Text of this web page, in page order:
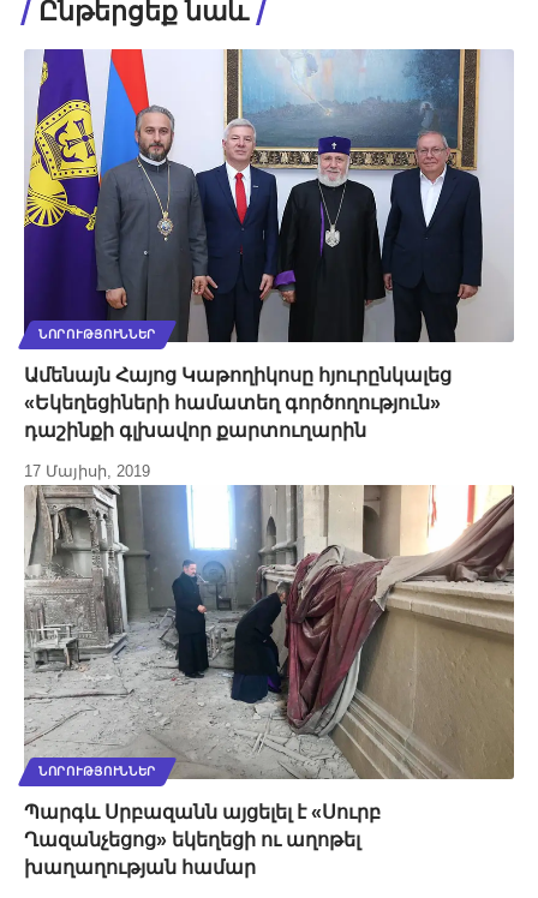
Ընթերցեք նաև
ՆՈՐՈՒԹՅՈՒՆՆԵՐ
Ամենայն Հայոց Կաթողիկոսը հյուրընկալեց
«Եկեղեցիների համատեղ գործողություն»
դաշինքի գլխավոր քարտուղարին
17 Մայիսի, 2019
ՆՈՐՈՒԹՅՈՒՆՆԵՐ
Պարգև Սրբազանն այցելել է «Սուրբ
Ղազանչեցոց» եկեղեցի ու աղոթել
խաղաղության համար